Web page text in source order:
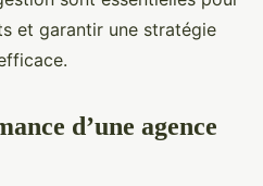
et garantir une stratégie
d’une agence